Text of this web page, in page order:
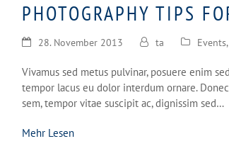
PHOTOGRAPHY TIPS
28. November 2013 ta Events,
Vivamus sed metus pulvinar, posuere enim
tempor lacus eu dolor interdum ornare.
sem, tempor vitae suscipit ac, dignissim sed…
Mehr Lesen